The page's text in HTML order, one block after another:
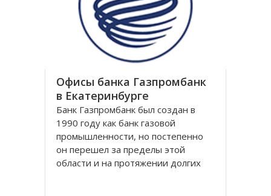
Офисы банка Газпромбанк
в Екатеринбурге
Банк Газпромбанк был создан в
1990 году как банк газовой
промышленности, но постепенно
он перешел за пределы этой
области и на протяжении долгих